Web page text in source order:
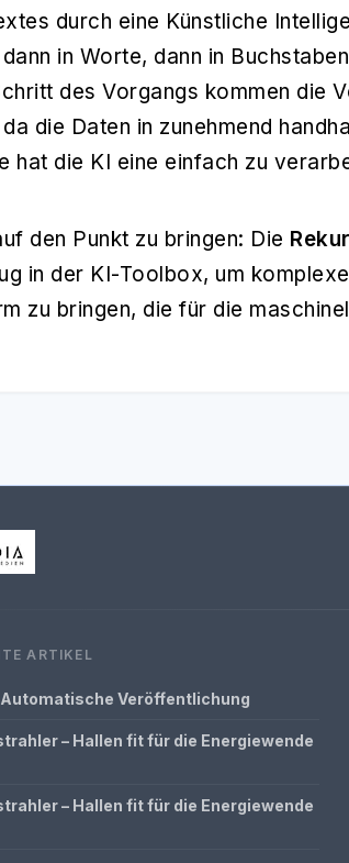
durch eine Künstliche
in Worte, dann in
des Vorgangs kommen die
die Daten in zunehmend
hat die KI eine einfach zu
den Punkt zu bringen: Die
in der KI-Toolbox, um
zu bringen, die für die
ARTIKEL
Veröffentlichung
– Hallen fit für die Energiewende
– Hallen fit für die Energiewende